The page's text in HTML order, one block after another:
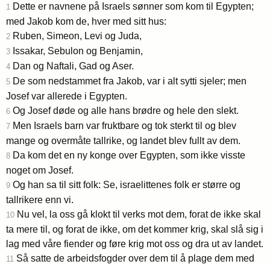
1 Dette er navnene på Israels sønner som kom til Egypten;
med Jakob kom de, hver med sitt hus:
2 Ruben, Simeon, Levi og Juda,
3 Issakar, Sebulon og Benjamin,
4 Dan og Naftali, Gad og Aser.
5 De som nedstammet fra Jakob, var i alt sytti sjeler; men
Josef var allerede i Egypten.
6 Og Josef døde og alle hans brødre og hele den slekt.
7 Men Israels barn var fruktbare og tok sterkt til og blev
mange og overmåte tallrike, og landet blev fullt av dem.
8 Da kom det en ny konge over Egypten, som ikke visste
noget om Josef.
9 Og han sa til sitt folk: Se, israelittenes folk er større og
tallrikere enn vi.
10 Nu vel, la oss gå klokt til verks mot dem, forat de ikke skal
ta mere til, og forat de ikke, om det kommer krig, skal slå sig i
lag med våre fiender og føre krig mot oss og dra ut av landet.
11 Så satte de arbeidsfogder over dem til å plage dem med